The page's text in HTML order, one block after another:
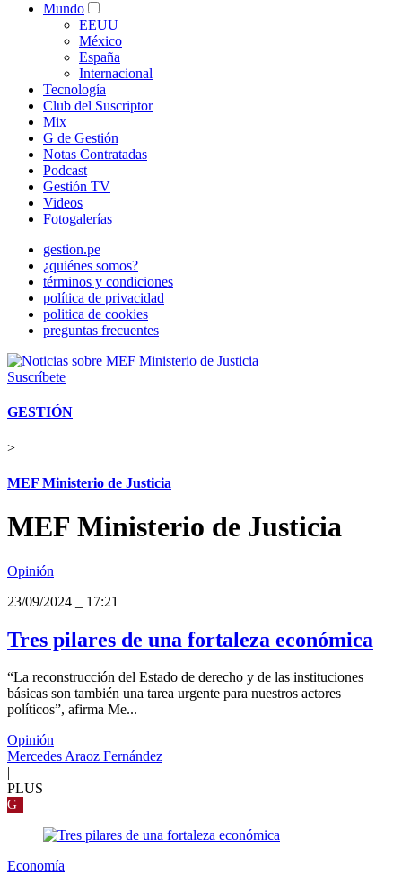
Mundo
EEUU
México
España
Internacional
Tecnología
Club del Suscriptor
Mix
G de Gestión
Notas Contratadas
Podcast
Gestión TV
Videos
Fotogalerías
gestion.pe
¿quiénes somos?
términos y condiciones
política de privacidad
politica de cookies
preguntas frecuentes
Suscríbete
GESTIÓN
>
MEF Ministerio de Justicia
MEF Ministerio de Justicia
Opinión
23/09/2024
17:21
Tres pilares de una fortaleza económica
“La reconstrucción del Estado de derecho y de las instituciones
básicas son también una tarea urgente para nuestros actores
políticos”, afirma Me...
Opinión
Mercedes Araoz Fernández
PLUS
G
Economía